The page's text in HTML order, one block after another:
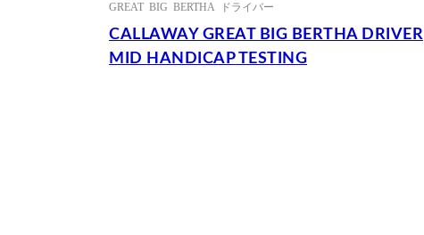
GREAT BIG BERTHA ドライバー
CALLAWAY GREAT BIG BERTHA DRIVER
MID HANDICAP TESTING